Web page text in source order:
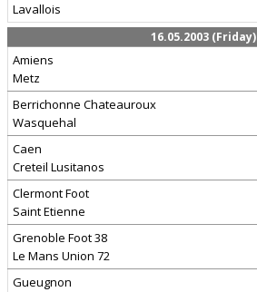
Lavallois
16.05.2003 (Friday)
Amiens
Metz
Berrichonne Chateauroux
Wasquehal
Caen
Creteil Lusitanos
Clermont Foot
Saint Etienne
Grenoble Foot 38
Le Mans Union 72
Gueugnon